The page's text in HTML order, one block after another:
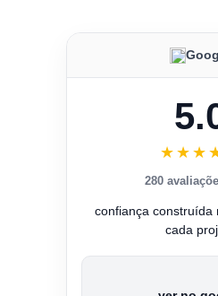
280
confiança construída
cada